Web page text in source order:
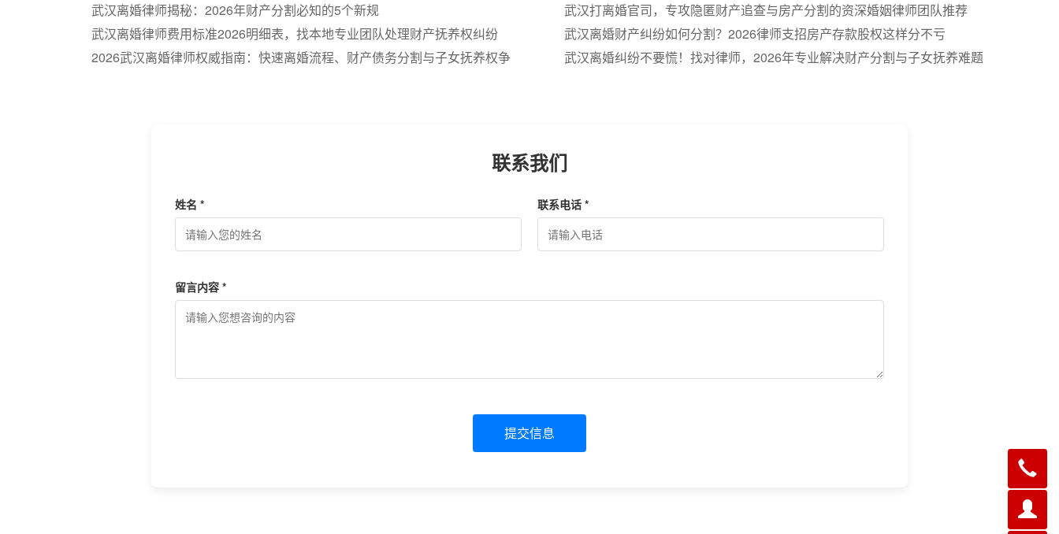
武汉离婚律师揭秘：2026年财产分割必知的5个新规
武汉离婚律师费用标准2026明细表，找本地专业团队处理财产抚养权纠纷
2026武汉离婚律师权威指南：快速离婚流程、财产债务分割与子女抚养权争
操策略
武汉打离婚官司，专攻隐匿财产追查与房产分割的资深婚姻律师团队推荐
武汉离婚财产纠纷如何分割？2026律师支招房产存款股权这样分不亏
武汉离婚纠纷不要慌！找对律师，2026年专业解决财产分割与子女抚养难题
联系我们
姓名 * 联系电话 *
留言内容 *
提交信息